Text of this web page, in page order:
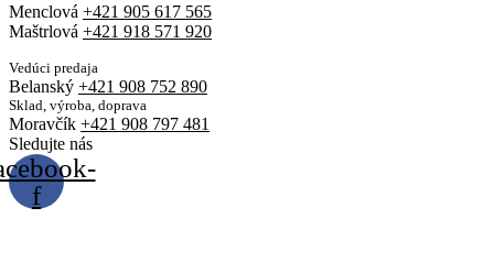
Menclová +421 905 617 565
Maštrlová +421 918 571 920
Vedúci predaja
Belanský +421 908 752 890
Sklad, výroba, doprava
Moravčík +421 908 797 481
Sledujte nás
f